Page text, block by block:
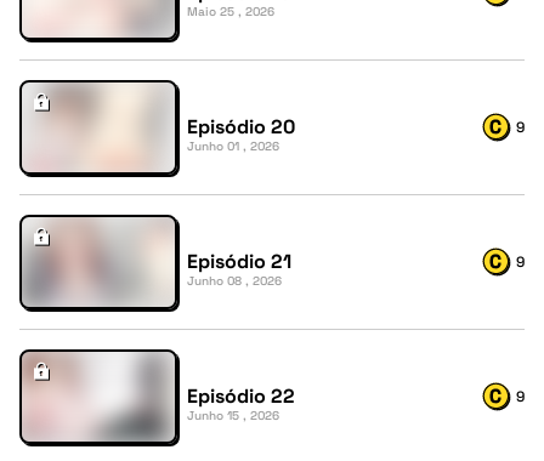
Maio 25 , 2026
Episódio 20
Junho 01 , 2026
9
Episódio 21
Junho 08 , 2026
9
Episódio 22
Junho 15 , 2026
9